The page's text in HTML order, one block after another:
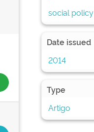
social policy
Date issued
2014
Type
Artigo